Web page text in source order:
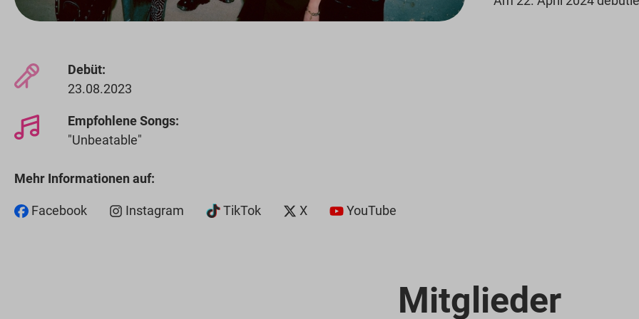
Debüt:
23.08.2023
Empfohlene Songs:
"Unbeatable"
Mehr Informationen auf:
Facebook Instagram TikTok X YouTube
Mitglieder